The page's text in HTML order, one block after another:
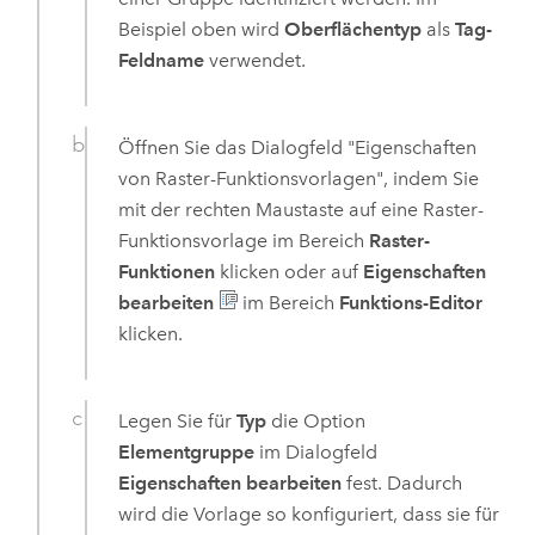
Beispiel oben wirdOberflächentyp alsTag-
Feldname verwendet.
Öffnen Sie das Dialogfeld "Eigenschaften
von Raster-Funktionsvorlagen", indem Sie
mit der rechten Maustaste auf eine Raster-
Funktionsvorlage im Bereich Raster-
Funktionen klicken oder auf Eigenschaften
bearbeiten
im Bereich Funktions-Editor
klicken.
Legen Sie fürTyp die Option
Elementgruppe im Dialogfeld
Eigenschaften bearbeiten fest. Dadurch
wird die Vorlage so konfiguriert, dass sie für